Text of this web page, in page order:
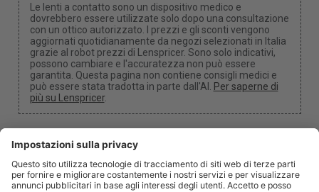
Le lenti a contatto sono un dispositivo medico e
dovrebbero essere utilizzate solo dopo una consultazione
con un ottico autorizzato. I prezzi e gli sconti vengono
aggiornati quotidianamente da negozi selezionati in Italia
grazie al robot prezzi di Lenspricer. Sono solo indicativi,
possono cambiare e l'accuratezza non può essere
garantita. Questa pagina non contiene consigli medici e
può essere stata tradotta in parte dall'AI.
Per saperne di
più su Lenspricer.
Impostazioni dei cookie